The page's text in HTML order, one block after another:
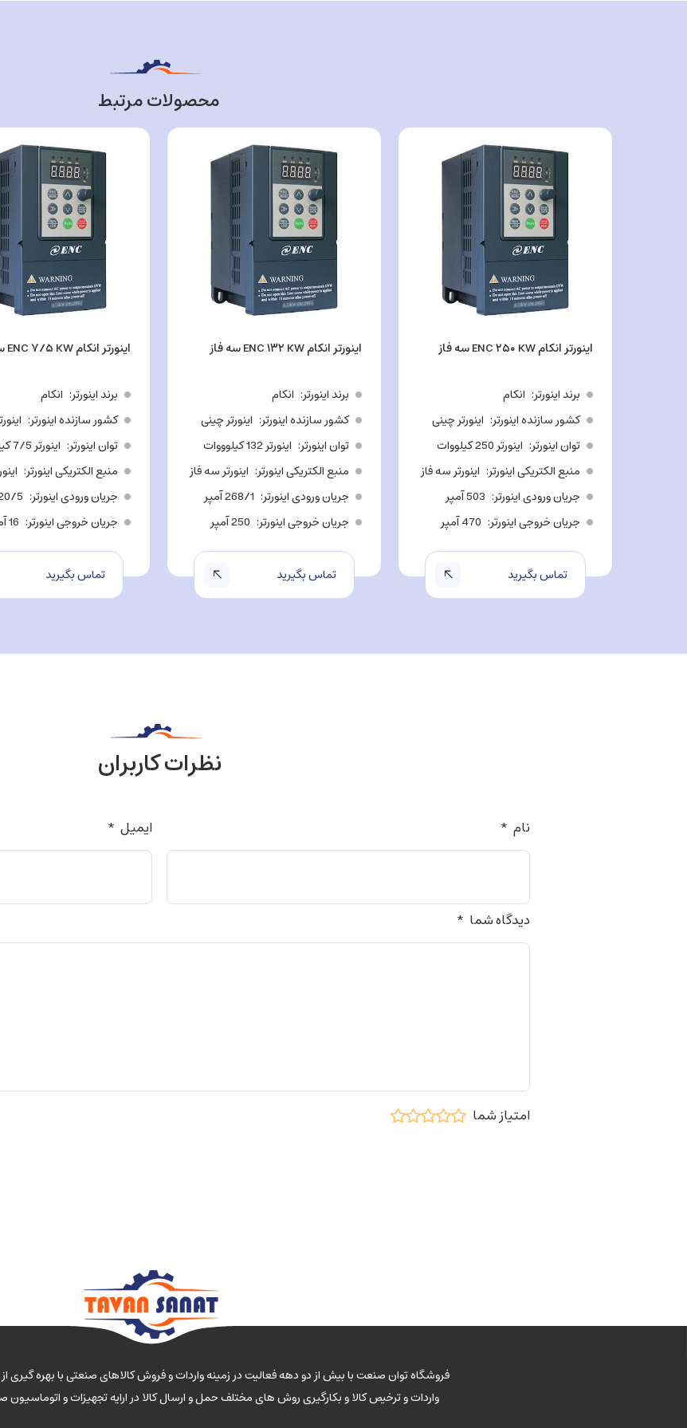
محصولات مرتبط
اینورتر انکام ENC ۲۵۰ KW سه فاز
برند اینورتر انکام
کشور سازنده اینورتر اینورتر چینی
توان اینورتر اینورتر 250 کیلووات
منبع الکتریکی اینورتر اینورتر سه فاز
جریان ورودی اینورتر 503 آمپر
جریان خروجی اینورتر 470 آمپر
تماس بگیرید
اینورتر انکام ENC ۱۳۲ KW سه فاز
برند اینورتر انکام
کشور سازنده اینورتر اینورتر چینی
توان اینورتر اینورتر 132 کیلوووات
منبع الکتریکی اینورتر اینورتر سه فاز
جریان ورودی اینورتر 268/1 آمپر
جریان خروجی اینورتر 250 آمپر
تماس بگیرید
اینورتر انکام ENC ۷/۵ KW سه فاز
برند اینورتر انکام
کشور سازنده اینورتر
توان اینورتر اینورتر 7/5 کیلووات
منبع الکتریکی اینورتر
جریان ورودی اینورتر 20/5
جریان خروجی اینورتر 16 آمپر
تماس بگیرید
نظرات کاربران
نام * ایمیل *
دیدگاه شما *
امتیاز شما
فروشگاه توان صنعت با بیش از دو دهه فعالیت در زمینه واردات و فروش کالاهای صنعتی با بهره
واردات و ترخیص کالا و بکارگیری روش های مختلف حمل و ارسال کالا در ارایه تجهیزات و